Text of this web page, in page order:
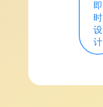
即
时
设
计